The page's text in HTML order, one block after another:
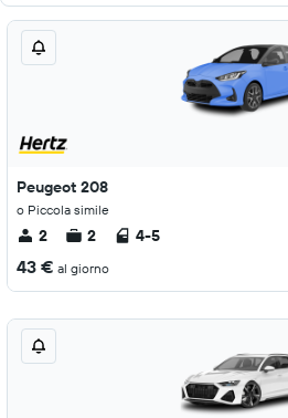
Peugeot 208
o Piccola simile
2 2 4-5
43 € al giorno